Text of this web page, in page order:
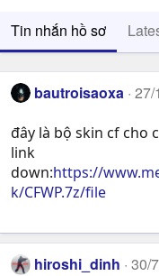
Tin nhắn hồ sơ
bautroisaoxa 27/
đây là bộ skin cf cho
link
down:https://
k/CFWP.7z/file
hiroshi_dinh 30/